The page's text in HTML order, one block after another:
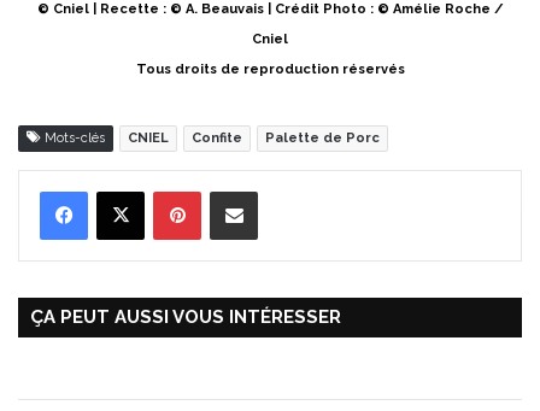
© Cniel | Recette : © A. Beauvais | Crédit Photo : © Amélie Roche /
Cniel
Tous droits de reproduction réservés
Mots-clés CNIEL Confite Palette de Porc
ÇA PEUT AUSSI VOUS INTÉRESSER